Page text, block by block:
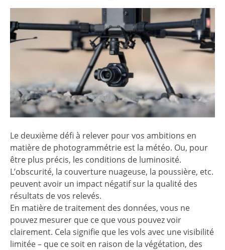
Le deuxième défi à relever pour vos ambitions en
matière de photogrammétrie est la météo. Ou, pour
être plus précis, les conditions de luminosité.
L’obscurité, la couverture nuageuse, la poussière, etc.
peuvent avoir un impact négatif sur la qualité des
résultats de vos relevés.
En matière de traitement des données, vous ne
pouvez mesurer que ce que vous pouvez voir
clairement. Cela signifie que les vols avec une visibilité
limitée – que ce soit en raison de la végétation, des